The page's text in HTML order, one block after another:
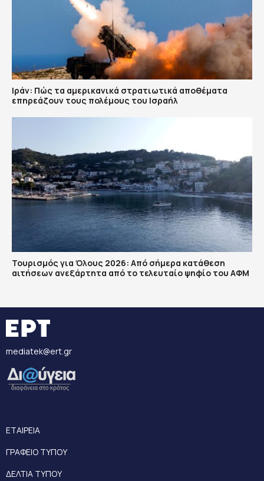
Ιράν: Πώς τα αμερικανικά στρατιωτικά αποθέματα
επηρεάζουν τους πολέμους του Ισραήλ
Τουρισμός για Όλους 2026: Από σήμερα κατάθεση
αιτήσεων ανεξάρτητα από το τελευταίο ψηφίο του ΑΦΜ
mediatek@ert.gr
ΕΤΑΙΡΕΙΑ
ΓΡΑΦΕΙΟ ΤΥΠΟΥ
ΔΕΛΤΙΑ ΤΥΠΟΥ